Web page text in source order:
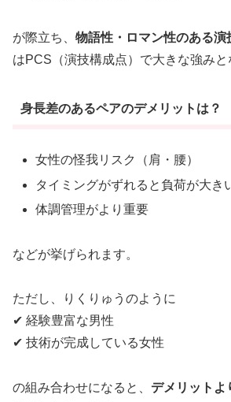
が際立ち、 物語性・ロマン性のある演
はPCS（演技構成点）で大きな強みと
身長差のあるペアのデメリットは？
女性の怪我リスク（肩・腰）
タイミングがずれると負荷が大き
体調管理がより重要
などが挙げられます。
ただし、りくりゅうのように
✔ 経験豊富な男性
✔ 技術が完成している女性
の組み合わせになると、 デメリットよ